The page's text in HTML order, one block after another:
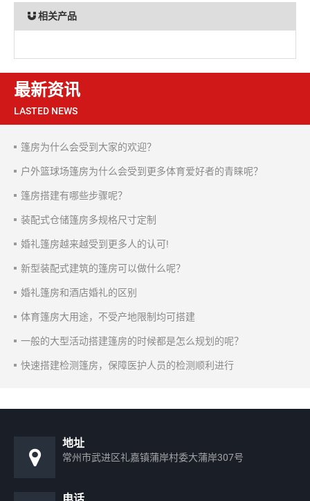
相关产品
最新资讯
LASTED NEWS
篷房为什么会受到大家的欢迎？
户外篮球场篷房为什么会受到更多体育爱好者的青睐呢？
篷房搭建有哪些步骤呢？
装配式仓储篷房多规格尺寸定制
婚礼篷房越来越受到更多人的认可!
新型装配式建筑的篷房可以做什么呢？
婚礼篷房和酒店婚礼的区别
体育篷房大用途，不受产地限制均可搭建
一般的大型活动搭建篷房的时候都是怎么规划的呢？
快速搭建检测篷房，保障医护人员的检测顺利进行
地址
常州市武进区礼嘉镇蒲岸村委大蒲岸307号